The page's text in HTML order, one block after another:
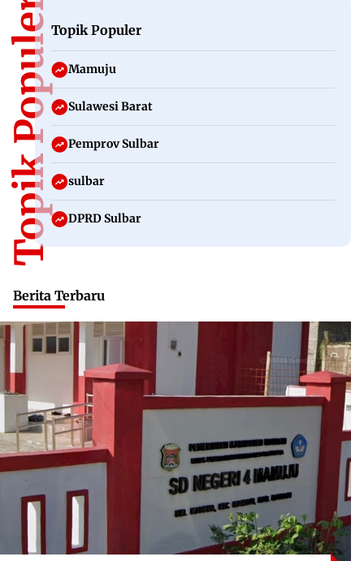
Topik PopulerTopik Populer
Mamuju
Sulawesi Barat
Pemprov Sulbar
sulbar
DPRD Sulbar
Berita Terbaru